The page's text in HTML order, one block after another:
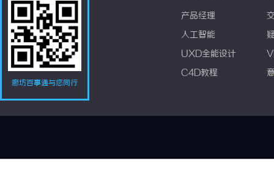
廊坊百事通与您同行
产品经理
人工智能
UXD全能设计
C4D教程